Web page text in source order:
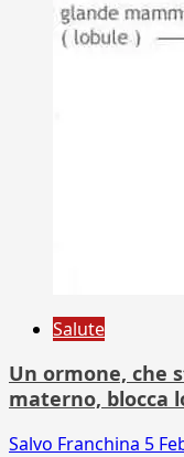
Salute
Un ormone, che
materno, blocca
Salvo Franchina 5